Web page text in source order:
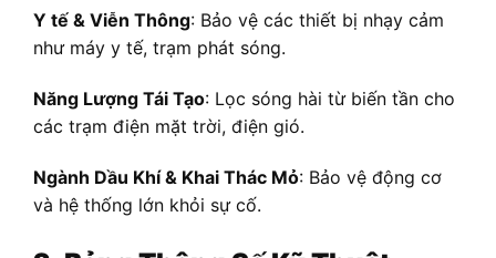
Y tế & Viễn Thông: Bảo vệ các thiết bị nhạy cảm
như máy y tế, trạm phát sóng.
Năng Lượng Tái Tạo: Lọc sóng hài từ biến tần cho
các trạm điện mặt trời, điện gió.
Ngành Dầu Khí & Khai Thác Mỏ: Bảo vệ động cơ
và hệ thống lớn khỏi sự cố.